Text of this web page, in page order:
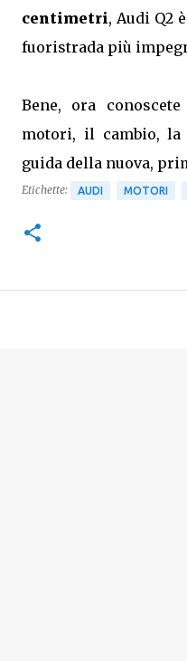
centimetri, Audi Q2
fuoristrada più
Bene, ora
motori, il cambio,
guida della nuova,
Etichette: AUDI MOTORI